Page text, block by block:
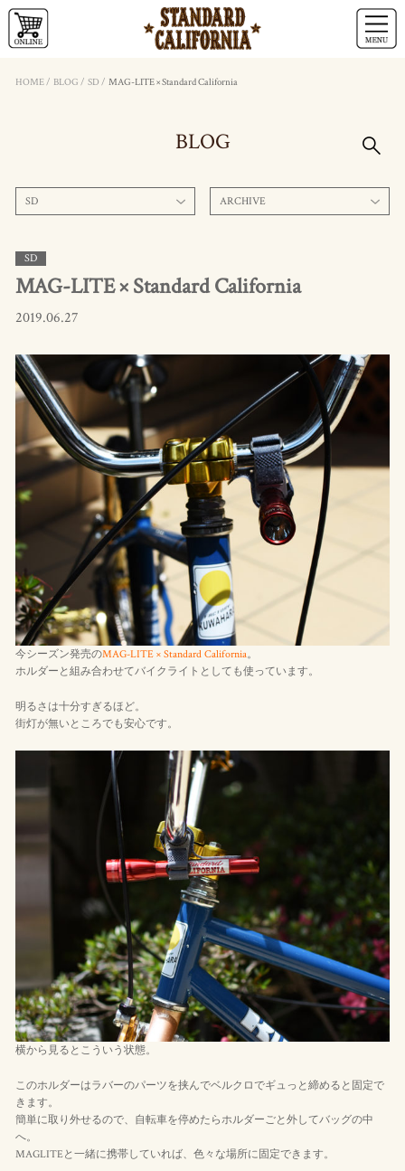
HOME/ BLOG / SD / MAG-LITE × Standard California
BLOG
SD ARCHIVE
SD
MAG-LITE × Standard California
2019.06.27
今シーズン発売のMAG-LITE × Standard California。
ホルダーと組み合わせてバイクライトとしても使っています。
明るさは十分すぎるほど。
街灯が無いところでも安心です。
横から見るとこういう状態。
このホルダーはラバーのパーツを挟んでベルクロでギュっと締めると固定で
きます。
簡単に取り外せるので、自転車を停めたらホルダーごと外してバッグの中
へ。
MAGLITEと一緒に携帯していれば、色々な場所に固定できます。